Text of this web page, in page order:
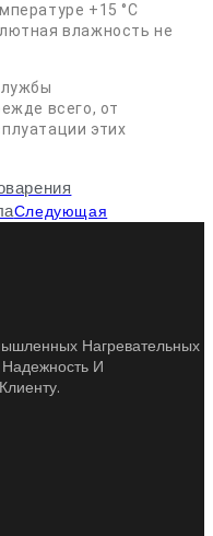
+15 °С
влажность не
всего, от
этих
Следующая
Нагревательных
И